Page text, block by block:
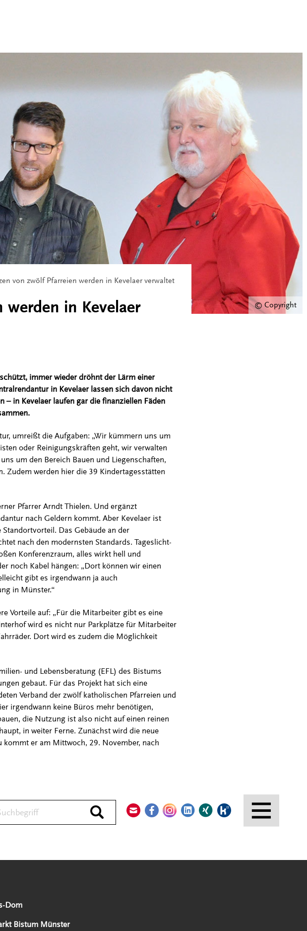
Durchsuchen
© Copyright
von zwölf Pfarreien werden in Kevelaer verwaltet
in Kevelaer
immer wieder dröhnt der Lärm einer
in Kevelaer lassen sich davon nicht
– in Kevelaer laufen gar die finanziellen Fäden
umreißt die Aufgaben: „Wir kümmern uns um
oder Reinigungskräften geht, wir verwalten
um den Bereich Bauen und Liegenschaften,
Zudem werden hier die 39 Kindertagesstätten
Pfarrer Arndt Thielen. Und ergänzt
nach Geldern kommt. Aber Kevelaer ist
Das Gebäude an der
nach den modernsten Standards. Tageslicht-
Konferenzraum, alles wirkt hell und
noch Kabel hängen: „Dort können wir einen
gibt es irgendwann ja auch
in Münster.“
Vorteile auf: „Für die Mitarbeiter gibt es eine
wird es nicht nur Parkplätze für Mitarbeiter
Dort wird es zudem die Möglichkeit
und Lebensberatung (EFL) des Bistums
gebaut. Für das Projekt hat sich eine
Verband der zwölf katholischen Pfarreien und
irgendwann keine Büros mehr benötigen,
die Nutzung ist also nicht auf einen reinen
in weiter Ferne. Zunächst wird die neue
er am Mittwoch, 29. November, nach
Dom
Bistum Münster